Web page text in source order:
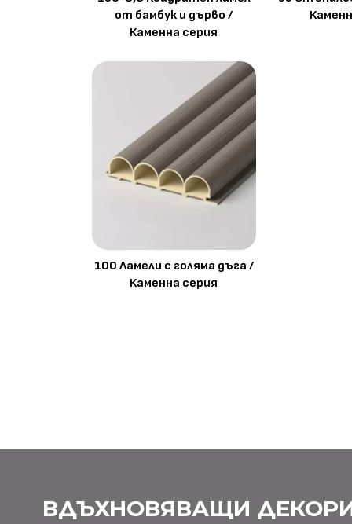
от бамбук и дърво /
Каменна серия
100 Ламели с голяма дъга /
Каменна серия
ВДЪХНОВЯВАЩИ